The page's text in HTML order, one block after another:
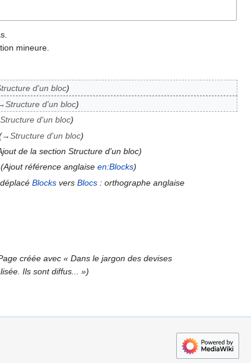
mineure.
d'un bloc
Structure d'un bloc
Structure d'un bloc
→Structure d'un bloc
de la section Structure d'un bloc
Ajout référence anglaise en:Blocks
Blocksvers Blocs: orthographe anglaise
créée avec « Dans le jargon des devises
Ils sont diffus... »